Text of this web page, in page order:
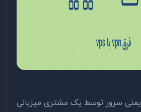
یعنی سرور توسط یک مشتری میزبانی